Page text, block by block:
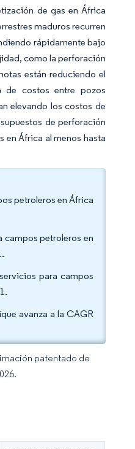
de gas en África
maduros recurren
rápidamente bajo
como la perforación
están reduciendo el
de costos entre pozos
elevando los costos de
de perforación
África al menos hasta
petroleros en África
campos petroleros en
para campos
avanza a la CAGR
patentado de